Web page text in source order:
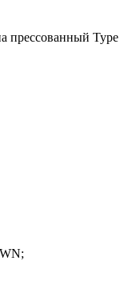
прессованный Type